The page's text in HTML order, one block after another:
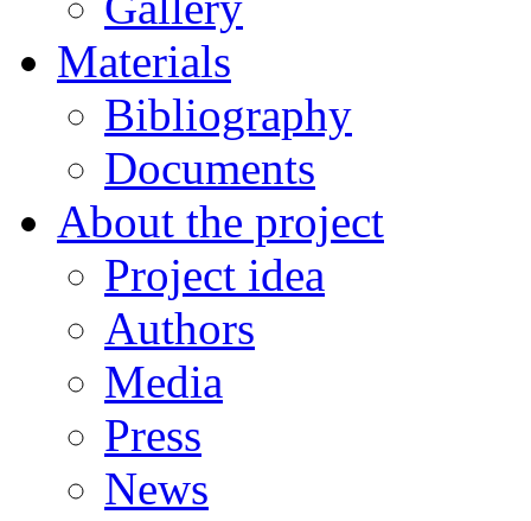
Materials
Bibliography
Documents
About the project
Project idea
Authors
Media
Press
News